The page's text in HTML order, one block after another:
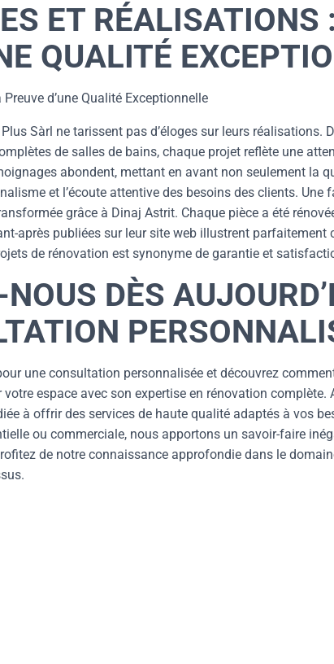
ET RÉALISATIONS
QUALITÉ
d’une Qualité Exceptionnelle
Sàrl ne tarissent pas d’éloges sur leurs réalisations.
de salles de bains, chaque projet reflète une
abondent, mettant en avant non seulement la
et l’écoute attentive des besoins des clients. Une
grâce à Dinaj Astrit. Chaque pièce a été
après publiées sur leur site web illustrent parfaitement
de rénovation est synonyme de garantie et
DÈS
une consultation personnalisée et découvrez
votre espace avec son expertise en rénovation complète.
à offrir des services de haute qualité adaptés à vos
ou commerciale, nous apportons un savoir-faire
de notre connaissance approfondie dans le